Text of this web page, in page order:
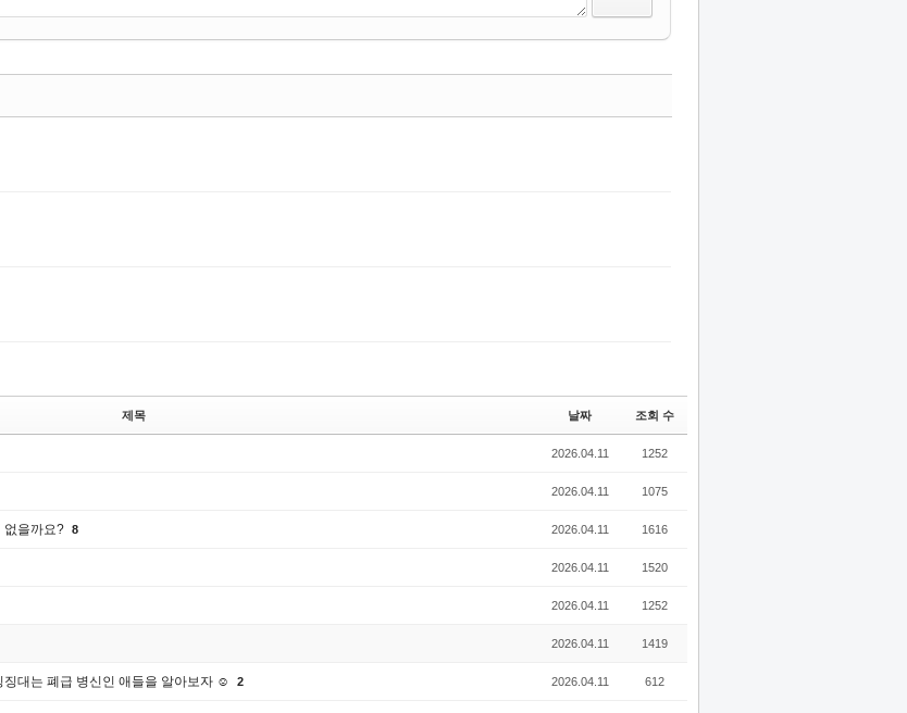
제목 날짜 조회 수
2026.04.11 1252
2026.04.11 1075
없을까요? 8 2026.04.11 1616
2026.04.11 1520
2026.04.11 1252
2026.04.11 1419
대는 폐급 병신인 애들을 알아보자 ☺️ 2 2026.04.11 612